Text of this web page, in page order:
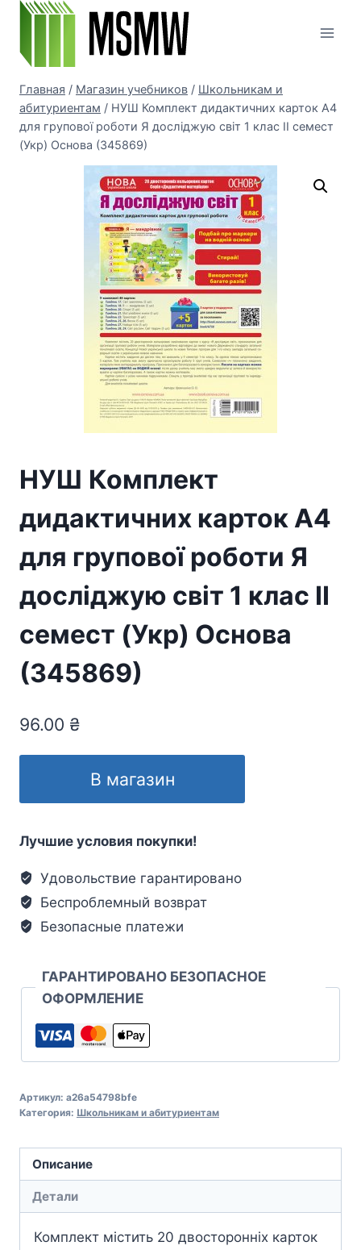
Перейти
содержимому
Главная / Магазин учебников / Школьникам и
абитуриентам / НУШ Комплект дидактичних карток А4
для групової роботи Я досліджую світ 1 клас ІІ семест
(Укр) Основа (345869)
НУШ Комплект
дидактичних карток А4
для групової роботи Я
досліджую світ 1 клас ІІ
семест (Укр) Основа
(345869)
96.00 ₴
В магазин
Лучшие условия покупки!
Удовольствие гарантировано
Беспроблемный возврат
Безопасные платежи
ГАРАНТИРОВАНО БЕЗОПАСНОЕ
ОФОРМЛЕНИЕ
Артикул: a26a54798bfe
Категория: Школьникам и абитуриентам
Описание
Детали
Комплект містить 20 двосторонніх карток